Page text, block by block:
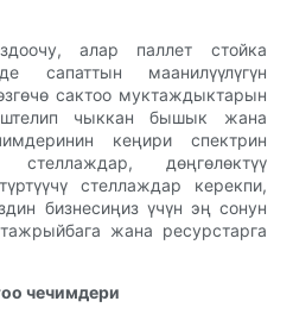
алар паллет стойка
сапаттын маанилүүлүгүн
сактоо муктаждыктарын
чыккан бышык жана
кеңири спектрин
стеллаждар, дөңгөлөктүү
стеллаждар керекпи,
бизнесиңиз үчүн эң сонун
жана ресурстарга
чечимдери